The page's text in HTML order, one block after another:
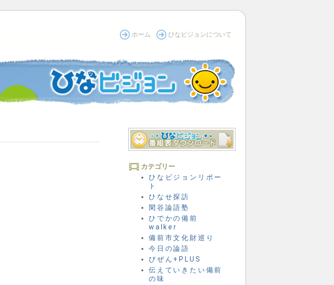
ホーム ひなビジョンについて
カテゴリー
ひなビジョンリポー
ト
ひなせ探訪
閑谷論語塾
ひでかの備前
walker
備前市文化財巡り
今日の論語
びぜん+PLUS
伝えていきたい備前
の味